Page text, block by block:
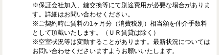
※保証会社加入、鍵交換等にて別途費用が必要な場合がありま
す。詳細はお問い合わせください。
※ご契約時に賃料の1ヶ月分（消費税別）相当額を仲介手数料
として頂戴いたします。（ＵＲ賃貸は除く）
※空室状況等は変動することがあります。最新状況については
お問い合わせくださいますようお願いいたします。